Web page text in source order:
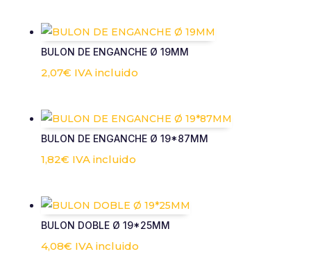
BULON DE ENGANCHE Ø 19MM
2,07€ IVA incluido
BULON DE ENGANCHE Ø 19*87MM
1,82€ IVA incluido
BULON DOBLE Ø 19*25MM
4,08€ IVA incluido